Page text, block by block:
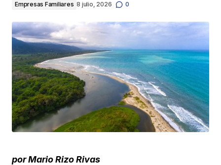
Empresas Familiares 8 julio, 2026 0
por Mario Rizo Rivas